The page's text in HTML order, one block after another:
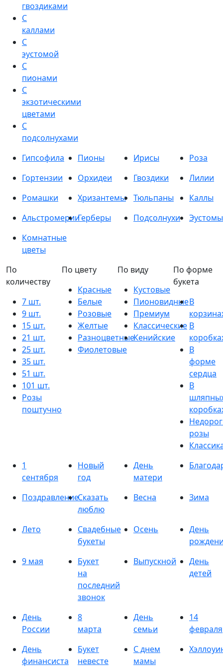
гвоздиками
С
каллами
С
эустомой
С
пионами
С
экзотическими
цветами
С
подсолнухами
Гипсофила Пионы Ирисы
Роза
Гортензии
Орхидеи Гвоздики
Лилии
Ромашки
Хризантемы Тюльпаны
Каллы
АльстромерииГерберы Подсолнухи
Эустомы
Комнатные
цветы
По
количеству
7 шт.
9 шт.
15 шт.
21 шт.
25 шт.
35 шт.
51 шт.
101 шт.
Розы
поштучно
По цвету
Красные
Белые
Розовые
Желтые
Разноцветные
Фиолетовые
По виду
Кустовые
Пионовидные
Премиум
Классические
Кенийские
По форме
букета
В
В
В
форме
сердца
В
розы
1
сентября
Новый
год
День
матери
ПоздравлениеСказать
люблю
Весна Зима
Лето
Свадебные
букеты
Осень
День
9 мая
Букет
на
последний
звонок
Выпускной
День
детей
День
России
8
марта
День
семьи
14
февраля
День
финансиста
Букет
невесте
С днем
мамы